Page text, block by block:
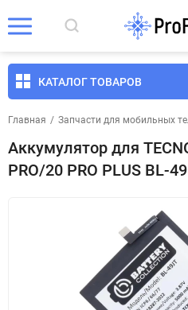
КАТАЛОГ ТОВАРОВ
Главная / Запчасти для мобильных
Аккумулятор для
PRO/20 PRO PLUS BL-